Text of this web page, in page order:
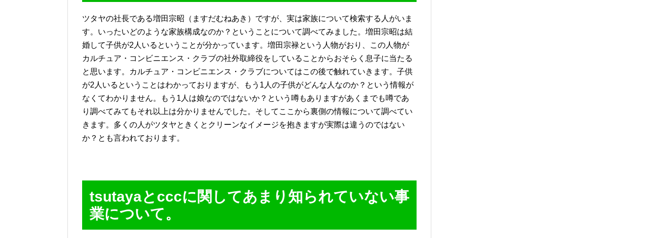
ツタヤの社長である増田宗昭（ますだむねあき）ですが、実は家族について検索する人がいま
す。いったいどのような家族構成なのか？ということについて調べてみました。増田宗昭は結
婚して子供が2人いるということが分かっています。増田宗禄という人物がおり、この人物が
カルチュア・コンビニエンス・クラブの社外取締役をしていることからおそらく息子に当たる
と思います。カルチュア・コンビニエンス・クラブについてはこの後で触れていきます。子供
が2人いるということはわかっておりますが、もう1人の子供がどんな人なのか？という情報が
なくてわかりません。もう1人は娘なのではないか？という噂もありますがあくまでも噂であ
り調べてみてもそれ以上は分かりませんでした。そしてここから裏側の情報について調べてい
きます。多くの人がツタヤときくとクリーンなイメージを抱きますが実際は違うのではない
か？とも言われております。
tsutayaとcccに関してあまり知られていない事
業について。